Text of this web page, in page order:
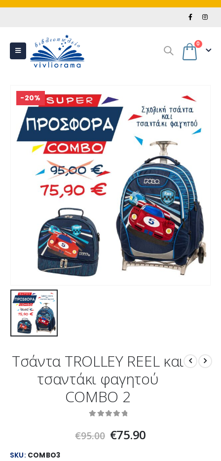
0
-20%
Τσάντα TROLLEY REEL και
τσαντάκι φαγητού
COMBO 2
€95.00 Original
€75.90Current
SKU: COMBO3